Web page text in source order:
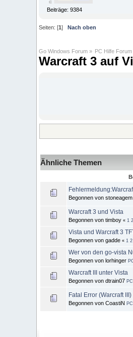
Beiträge: 9384
Seiten: [1] Nach oben
Go Windows Forum » PC Hilfe Forum
Warcraft 3 auf
Ähnliche Themen
Begonnen von stoneagem
Warcraft 3 und Vista
Begonnen von timboy « 1 2
Vista und Warcraft 3
Begonnen von gadde « 1 2
Wer von den go-vista
Begonnen von lorhinger
Warcraft III unter Vista
Begonnen von dtrain07
Fatal Error (Warcraft III)
Begonnen von CoastiN